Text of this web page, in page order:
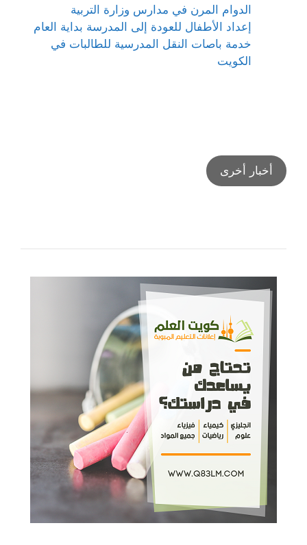
الدوام المرن في مدارس وزارة التربية
إعداد الأطفال للعودة إلى المدرسة بداية العام
خدمة باصات النقل المدرسية للطالبات في
الكويت
أخبار أخرى